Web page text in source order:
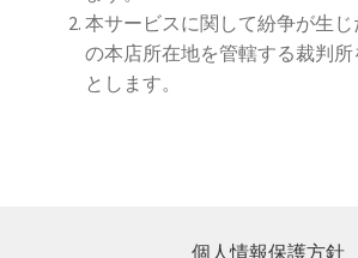
本サービスに関して紛争が生
の本店所在地を管轄する裁判
とします。
個人情報保護方針